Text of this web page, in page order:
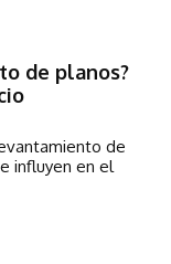
de planos?
de
influyen en el